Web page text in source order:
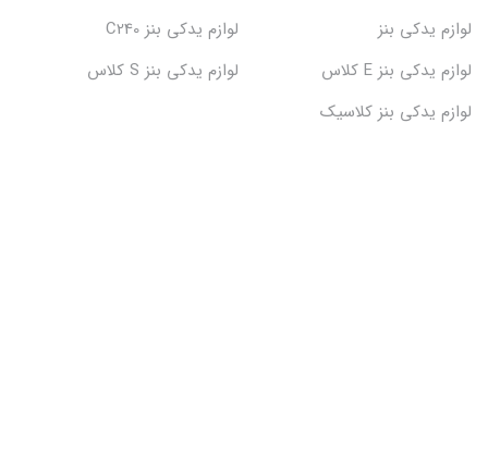
لوازم یدکی بنز
لوازم یدکی بنز C240
لوازم یدکی بنز E کلاس
لوازم یدکی بنز S کلاس
لوازم یدکی بنز کلاسیک